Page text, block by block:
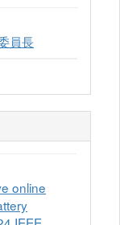
員長
online